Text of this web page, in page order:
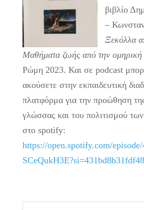
βιβλίο
–
Ξεκόλλα
Μαθήματα ζωής από την ομηρική
Ρώμη 2023. Και σε podcast
ακούσετε στην εκπαιδευτική
πλατφόρμα για την προώθηση
γλώσσας και του πολιτισμού
στο spotify:
https://open.spotify.com/